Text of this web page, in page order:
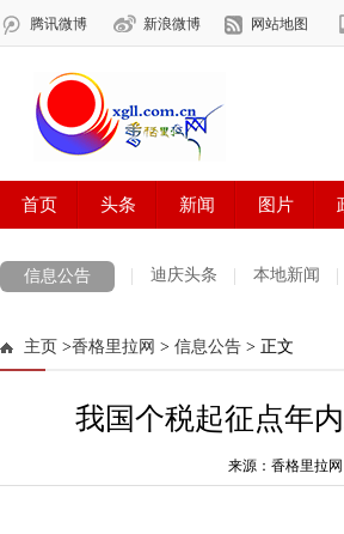
信息公告 迪庆头条 本地新闻
主页 >香格里拉网 > 信息公告 > 正文
我国个税起征点年
来源：香格里拉网